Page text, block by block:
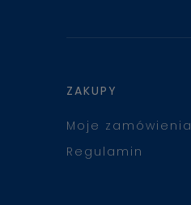
ZAKUPY
Moje zamówienia
Regulamin